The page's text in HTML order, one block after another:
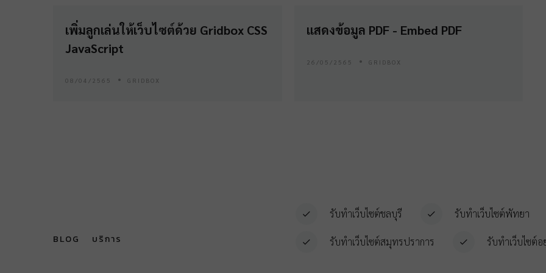
เพิ่มลูกเล่นให้เว็บไซต์ด้วย Gridbox CSS
JavaScript
08/04/2565 GRIDBOX
แสดงข้อมูล PDF - Embed PDF
26/05/2565 GRIDBOX
BLOG บริการ
รับทำเว็บไซต์ชลบุรี รับทำเว็บไซต์พัทยา
รับทำเว็บไซต์สมุทรปราการ รับทำเว็บไซต์อ